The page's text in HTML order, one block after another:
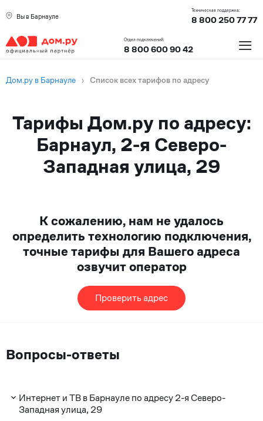
Вы в Барнауле
Техническая поддержка:
8 800 250 77 77
Отдел подключений:
8 800 600 90 42 ≡
Дом.ру в Барнауле › Список всех тарифов по адресу
Тарифы Дом.ру по адресу:
Барнаул, 2-я Северо-
Западная улица, 29
К сожалению, нам не удалось
определить технологию подключения,
точные тарифы для Вашего адреса
озвучит оператор
Проверить адрес
Вопросы-ответы
Интернет и ТВ в Барнауле по адресу 2-я Северо-
Западная улица, 29